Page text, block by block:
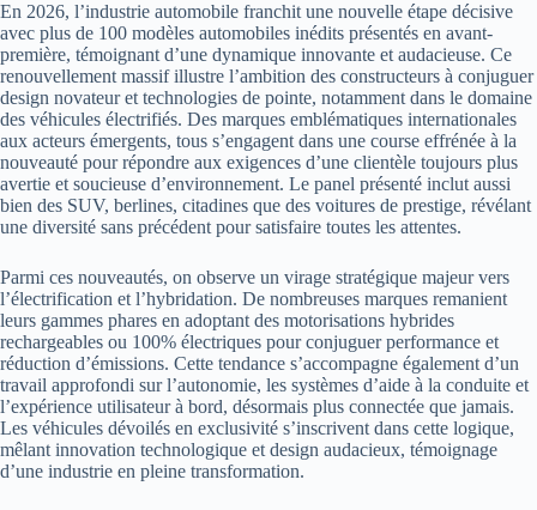
En 2026, l’industrie automobile franchit une nouvelle étape décisive
avec plus de 100 modèles automobiles inédits présentés en avant-
première, témoignant d’une dynamique innovante et audacieuse. Ce
renouvellement massif illustre l’ambition des constructeurs à conjuguer
design novateur et technologies de pointe, notamment dans le domaine
des véhicules électrifiés. Des marques emblématiques internationales
aux acteurs émergents, tous s’engagent dans une course effrénée à la
nouveauté pour répondre aux exigences d’une clientèle toujours plus
avertie et soucieuse d’environnement. Le panel présenté inclut aussi
bien des SUV, berlines, citadines que des voitures de prestige, révélant
une diversité sans précédent pour satisfaire toutes les attentes.
Parmi ces nouveautés, on observe un virage stratégique majeur vers
l’électrification et l’hybridation. De nombreuses marques remanient
leurs gammes phares en adoptant des motorisations hybrides
rechargeables ou 100% électriques pour conjuguer performance et
réduction d’émissions. Cette tendance s’accompagne également d’un
travail approfondi sur l’autonomie, les systèmes d’aide à la conduite et
l’expérience utilisateur à bord, désormais plus connectée que jamais.
Les véhicules dévoilés en exclusivité s’inscrivent dans cette logique,
mêlant innovation technologique et design audacieux, témoignage
d’une industrie en pleine transformation.